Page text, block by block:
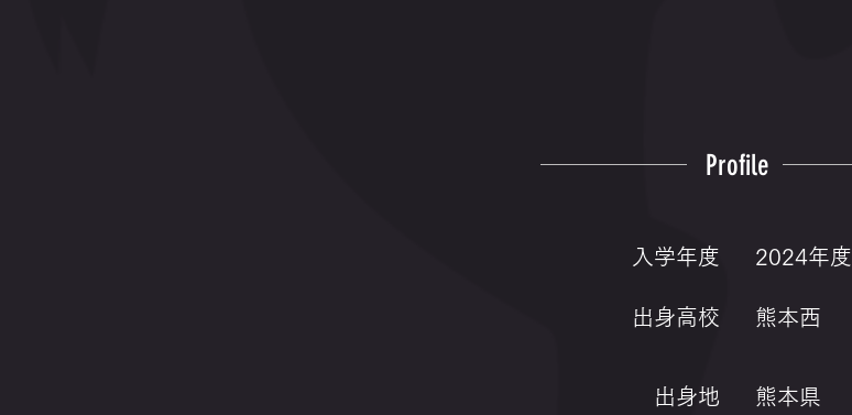
Profile
入学年度
出身高校
2024年度
熊本西
出身地 熊本県